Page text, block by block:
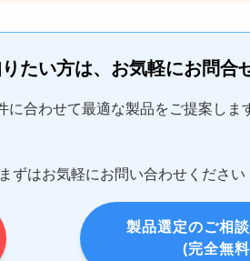
たい方は、お気軽にお問合
合わせて最適な製品をご提案しま
ずはお気軽にお問い合わせください
製品選定のご相
(完全無